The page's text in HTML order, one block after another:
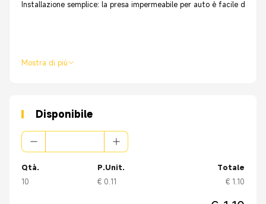
Installazione semplice: la presa impermeabile per auto è facile da
Mostra di più
Disponibile
Qtà.
10
P.Unit.
€ 0.11
Totale
€ 1.10